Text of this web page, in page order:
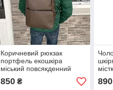
Коричневий рюкзак
портфель екошкіра
міський повсякденний
Holiday brown
850₴ 890